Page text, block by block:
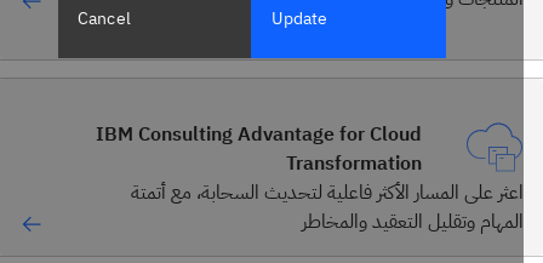
IBM Consulting Advantage for Cloud
Transformation
اعثر على المسار الأكثر فاعلية لتحديث السحابة، مع أتمتة
المهام وتقليل التعقيد والمخاطر
Cancel Update